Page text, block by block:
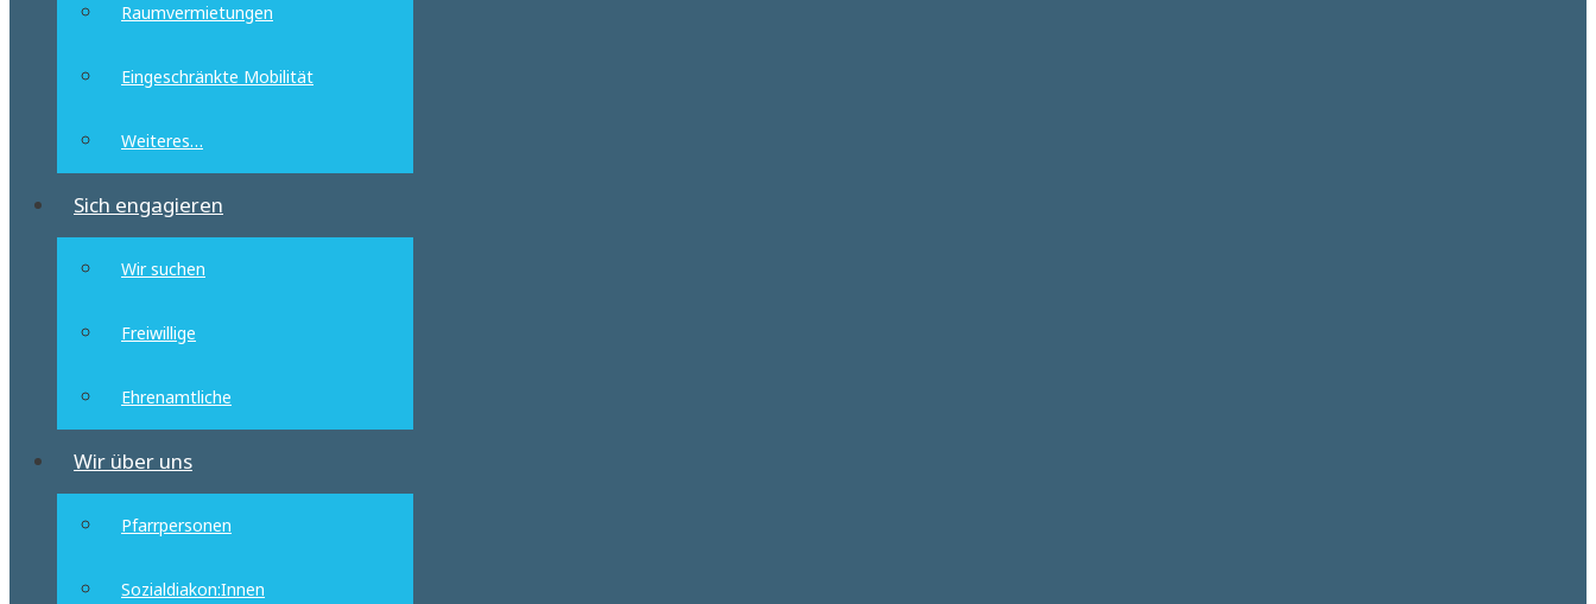
Raumvermietungen
Eingeschränkte Mobilität
Weiteres…
Sich engagieren
Wir suchen
Freiwillige
Ehrenamtliche
Wir über uns
Pfarrpersonen
Sozialdiakon:Innen